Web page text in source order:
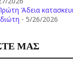
Άδεια
- 5/26/2026
ΜΑΣ